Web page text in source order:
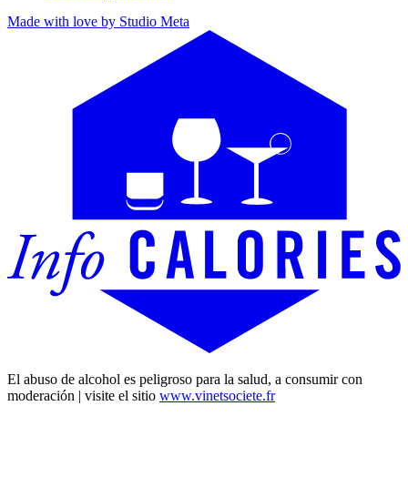
Made with love by Studio Meta
El abuso de alcohol es peligroso para la salud, a consumir con
moderación | visite el sitio www.vinetsociete.fr